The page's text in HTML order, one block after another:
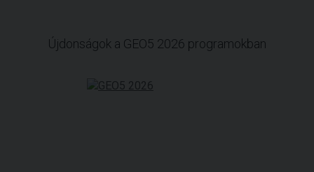
Újdonságok a GEO5 2026 programokban